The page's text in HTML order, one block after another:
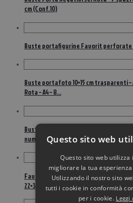
cm (Conf.10)
Buste portafigurine Favorit perforate
Buste portafoto 10×15 cm trasparenti –
Rota – A4 – 8…
Buste portamonete Favorit – 20 tasche –
numismatica – 22,5×30…
Favorit buste porta scontrini fiscali
22×30 cm -…
Questo sito web
Questo sito web utilizza
migliorare la tua
Utilizzando il nostro sito
tutti i cookie in conformità
per i cookie. Leggi